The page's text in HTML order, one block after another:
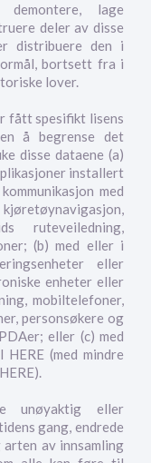
demontere, lage
deler av disse
distribuere den i
bortsett fra i
lover.
fått spesifikt lisens
å begrense det
disse dataene (a)
installert
med
ruteveiledning,
(b) med eller i
eller
enheter eller
mobiltelefoner,
personsøkere og
eller (c) med
(med mindre
unøyaktig eller
gang, endrede
av innsamling